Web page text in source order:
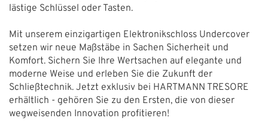
lästige Schlüssel oder Tasten.
Mit unserem einzigartigen Elektronikschloss Undercover
setzen wir neue Maßstäbe in Sachen Sicherheit und
Komfort. Sichern Sie Ihre Wertsachen auf elegante und
moderne Weise und erleben Sie die Zukunft der
Schließtechnik. Jetzt exklusiv bei HARTMANN TRESORE
erhältlich - gehören Sie zu den Ersten, die von dieser
wegweisenden Innovation profitieren!